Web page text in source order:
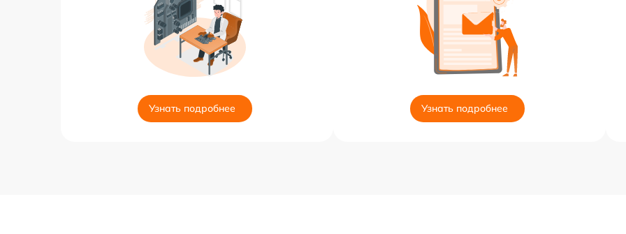
Узнать подробнее Узнать подробнее